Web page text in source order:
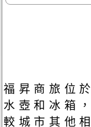
福昇商旅位
水壺和冰箱
較城市其他